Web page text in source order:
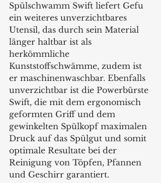
Spülschwamm Swift liefert Gefu
ein weiteres unverzichtbares
Utensil, das durch sein Material
länger haltbar ist als
herkömmliche
Kunststoffschwämme, zudem ist
er maschinenwaschbar. Ebenfalls
unverzichtbar ist die Powerbürste
Swift, die mit dem ergonomisch
geformten Griff und dem
gewinkelten Spülkopf maximalen
Druck auf das Spülgut und somit
optimale Resultate bei der
Reinigung von Töpfen, Pfannen
und Geschirr garantiert.